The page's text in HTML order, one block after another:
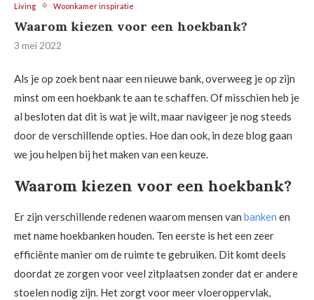
Living Woonkamer inspiratie
Waarom kiezen voor een hoekbank?
3 mei 2022
Als je op zoek bent naar een nieuwe bank, overweeg je op zijn
minst om een hoekbank te aan te schaffen. Of misschien heb je
al besloten dat dit is wat je wilt, maar navigeer je nog steeds
door de verschillende opties. Hoe dan ook, in deze blog gaan
we jou helpen bij het maken van een keuze.
Waarom kiezen voor een hoekbank?
Er zijn verschillende redenen waarom mensen van banken en
met name hoekbanken houden. Ten eerste is het een zeer
efficiënte manier om de ruimte te gebruiken. Dit komt deels
doordat ze zorgen voor veel zitplaatsen zonder dat er andere
stoelen nodig zijn. Het zorgt voor meer vloeroppervlak,